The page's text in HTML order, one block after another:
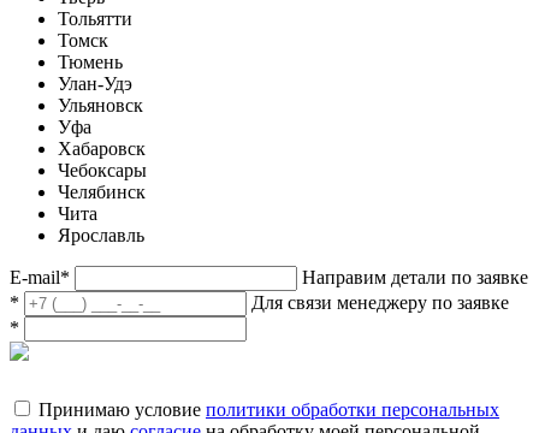
Тольятти
Томск
Тюмень
Улан-Удэ
Ульяновск
Уфа
Хабаровск
Чебоксары
Челябинск
Чита
Ярославль
E-mail*
Направим детали по заявке
*
Для связи менеджеру по заявке
*
Принимаю условие политики обработки персональных